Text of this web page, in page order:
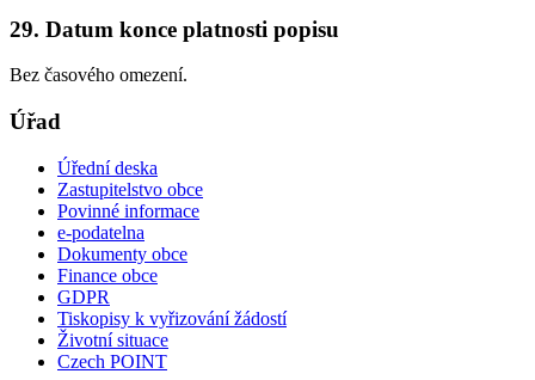
29. Datum konce platnosti popisu
Bez časového omezení.
Úřad
Úřední deska
Zastupitelstvo obce
Povinné informace
e-podatelna
Dokumenty obce
Finance obce
GDPR
Tiskopisy k vyřizování žádostí
Životní situace
Czech POINT